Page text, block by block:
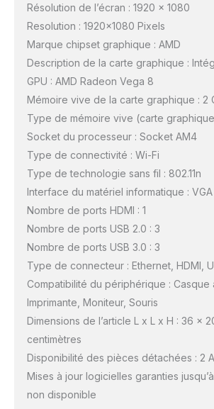
Résolution de l’écran : 1920 x 1080
Resolution : 1920×1080 Pixels
Marque chipset graphique : AMD
Description de la carte graphique :
GPU : AMD Radeon Vega 8
Mémoire vive de la carte graphique : 2
Type de mémoire vive (carte
Socket du processeur : Socket AM4
Type de connectivité : Wi-Fi
Type de technologie sans fil : 802.11n
Interface du matériel informatique : VGA
Nombre de ports HDMI : 1
Nombre de ports USB 2.0 : 3
Nombre de ports USB 3.0 : 3
Type de connecteur : Ethernet, HDMI,
Compatibilité du périphérique : Casque
Imprimante, Moniteur, Souris
Dimensions de l’article L x L x H : 36 x
centimètres
Disponibilité des pièces détachées : 2
Mises à jour logicielles garanties
non disponible